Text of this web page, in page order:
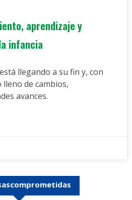
aprendizaje y
infancia
llegando a su fin y, con
de cambios,
avances.